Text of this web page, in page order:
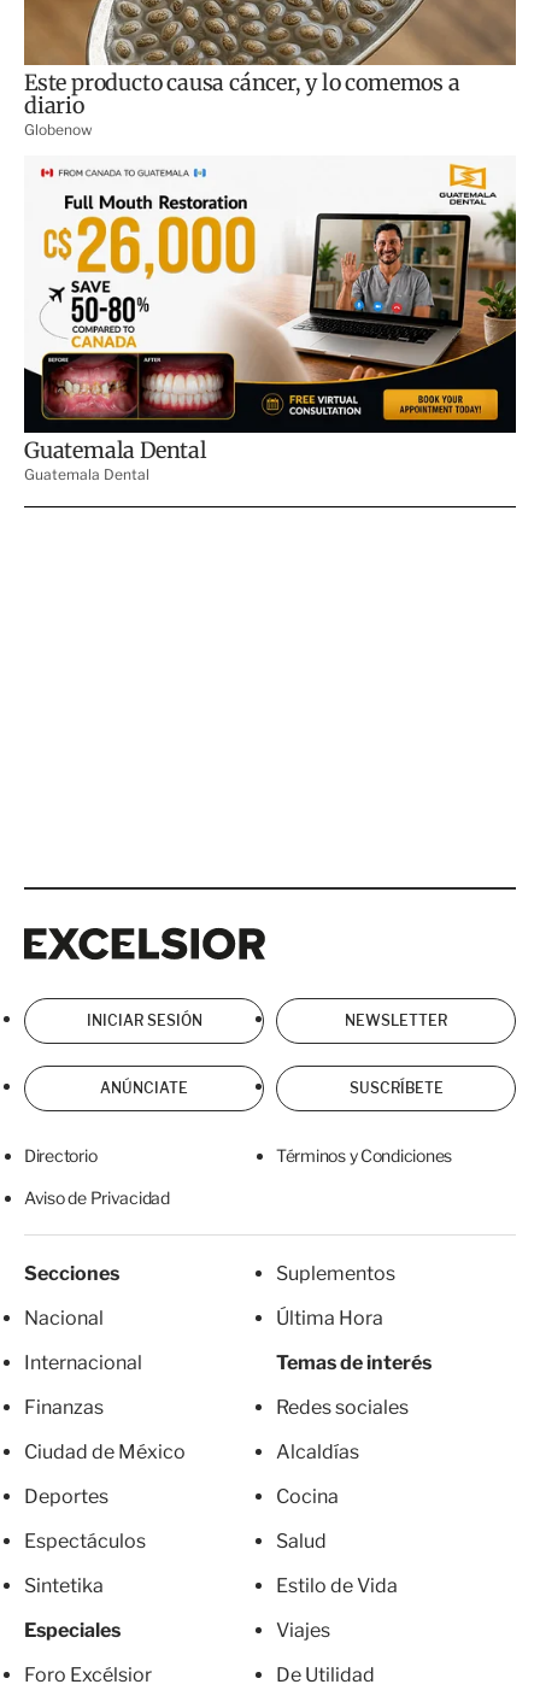
INICIAR SESIÓN NEWSLETTER
ANÚNCIATE SUSCRÍBETE
Directorio Términos y Condiciones
Aviso de Privacidad
Secciones
Nacional
Internacional
Finanzas
Ciudad de México
Deportes
Espectáculos
Sintetika
Especiales
Foro Excélsior
Suplementos
Última Hora
Temas de interés
Redes sociales
Alcaldías
Cocina
Salud
Estilo de Vida
Viajes
De Utilidad